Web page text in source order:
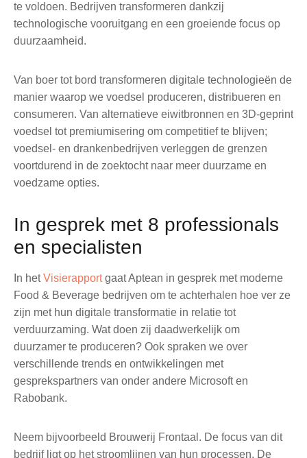
te voldoen. Bedrijven transformeren dankzij
technologische vooruitgang en een groeiende focus op
duurzaamheid.
Van boer tot bord transformeren digitale technologieën de
manier waarop we voedsel produceren, distribueren en
consumeren. Van alternatieve eiwitbronnen en 3D-geprint
voedsel tot premiumisering om competitief te blijven;
voedsel- en drankenbedrijven verleggen de grenzen
voortdurend in de zoektocht naar meer duurzame en
voedzame opties.
In gesprek met 8 professionals
en specialisten
In hetVisierapportgaat Aptean in gesprek met moderne
Food & Beverage bedrijven om te achterhalen hoe ver ze
zijn met hun digitale transformatie in relatie tot
verduurzaming. Wat doen zij daadwerkelijk om
duurzamer te produceren? Ook spraken we over
verschillende trends en ontwikkelingen met
gesprekspartners van onder andere Microsoft en
Rabobank.
Neem bijvoorbeeld Brouwerij Frontaal. De focus van dit
bedrijf ligt op het stroomlijnen van hun processen. De